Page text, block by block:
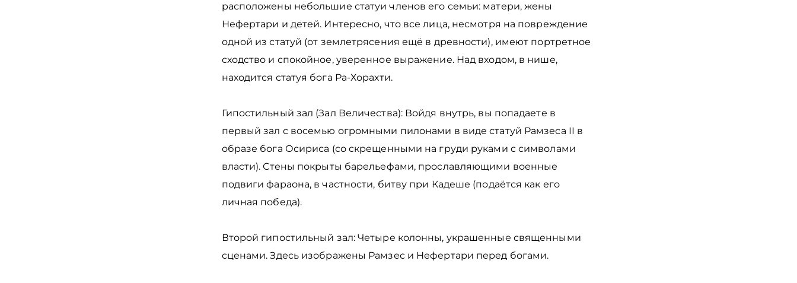
расположены небольшие статуи членов его семьи: матери, жены
Нефертари и детей. Интересно, что все лица, несмотря на повреждение
одной из статуй (от землетрясения ещё в древности), имеют портретное
сходство и спокойное, уверенное выражение. Над входом, в нише,
находится статуя бога Ра-Хорахти.
Гипостильный зал (Зал Величества): Войдя внутрь, вы попадаете в
первый зал с восемью огромными пилонами в виде статуй Рамзеса II в
образе бога Осириса (со скрещенными на груди руками с символами
власти). Стены покрыты барельефами, прославляющими военные
подвиги фараона, в частности, битву при Кадеше (подаётся как его
личная победа).
Второй гипостильный зал: Четыре колонны, украшенные священными
сценами. Здесь изображены Рамзес и Нефертари перед богами.